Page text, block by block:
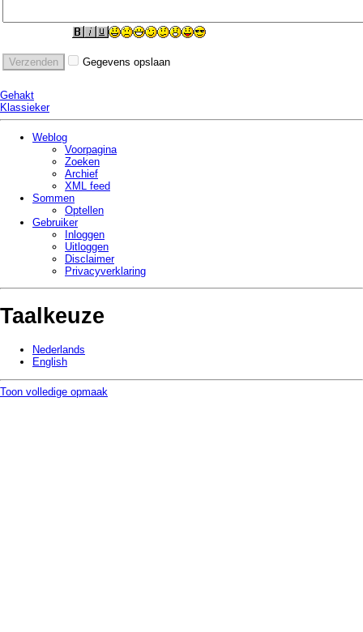
Gegevens opslaan
Gehakt
Klassieker
Weblog
Voorpagina
Zoeken
Archief
XML feed
Sommen
Optellen
Gebruiker
Inloggen
Uitloggen
Disclaimer
Privacy­verklaring
Taalkeuze
Nederlands
English
Toon volledige opmaak